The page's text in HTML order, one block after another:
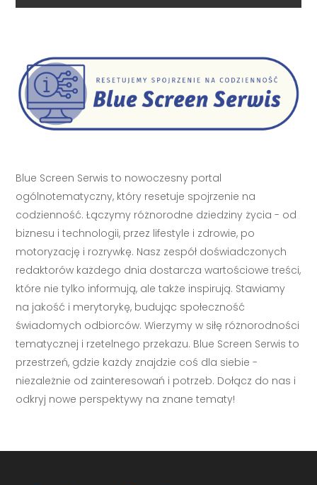
Blue Screen Serwis to nowoczesny portal
ogólnotematyczny, który resetuje spojrzenie na
codzienność. Łączymy różnorodne dziedziny życia - od
biznesu i technologii, przez lifestyle i zdrowie, po
motoryzację i rozrywkę. Nasz zespół doświadczonych
redaktorów każdego dnia dostarcza wartościowe treści,
które nie tylko informują, ale także inspirują. Stawiamy
na jakość i merytorykę, budując społeczność
świadomych odbiorców. Wierzymy w siłę różnorodności
tematycznej i rzetelnego przekazu. Blue Screen Serwis to
przestrzeń, gdzie każdy znajdzie coś dla siebie -
niezależnie od zainteresowań i potrzeb. Dołącz do nas i
odkryj nowe perspektywy na znane tematy!